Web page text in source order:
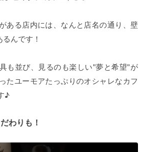
ある店内には、なんと店名の通り、壁
んです！
も並び、見るのも楽しい"夢と希望"が
たユーモアたっぷりのオシャレなカフ
♪
わりも！